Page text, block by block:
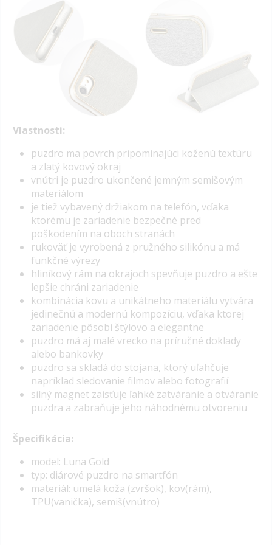
Vlastnosti:
puzdro ma povrch pripomínajúci koženú textúru
a zlatý kovový okraj
vnútri je puzdro ukončené jemným semišovým
materiálom
je tiež vybavený držiakom na telefón, vďaka
ktorému je zariadenie bezpečné pred
poškodením na oboch stranách
rukoväť je vyrobená z pružného silikónu a má
funkčné výrezy
hliníkový rám na okrajoch spevňuje puzdro a ešte
lepšie chráni zariadenie
kombinácia kovu a unikátneho materiálu vytvára
jedinečnú a modernú kompozíciu, vďaka ktorej
zariadenie pôsobí štýlovo a elegantne
puzdro má aj malé vrecko na príručné doklady
alebo bankovky
puzdro sa skladá do stojana, ktorý uľahčuje
napríklad sledovanie filmov alebo fotografií
silný magnet zaisťuje ľahké zatváranie a otváranie
puzdra a zabraňuje jeho náhodnému otvoreniu
Špecifikácia:
model: Luna Gold
typ: diárové puzdro na smartfón
materiál: umelá koža (zvršok), kov(rám),
TPU(vanička), semiš(vnútro)